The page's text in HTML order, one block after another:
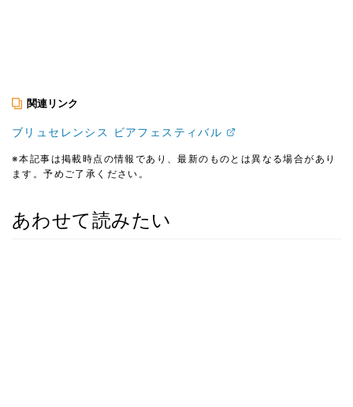
関連リンク
ブリュセレンシス ビアフェスティバル
※本記事は掲載時点の情報であり、最新のものとは異なる場合があり
ます。予めご了承ください。
あわせて読みたい